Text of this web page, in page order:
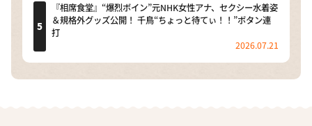
『相席食堂』“爆烈ボイン”元NHK女性アナ、セクシー水着姿
＆規格外グッズ公開！ 千鳥“ちょっと待てぃ！！”ボタン連
打
2026.07.21